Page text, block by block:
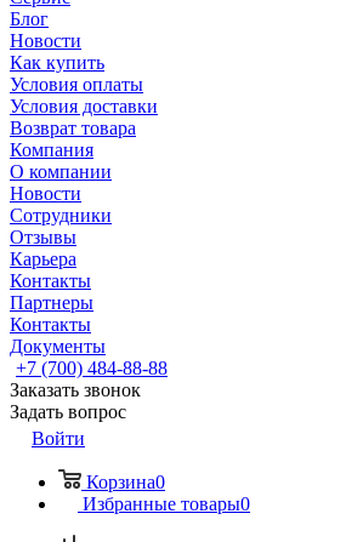
Блог
Новости
Как купить
Условия оплаты
Условия доставки
Возврат товара
Компания
О компании
Новости
Сотрудники
Отзывы
Карьера
Контакты
Партнеры
Контакты
Документы
+7 (700) 484-88-88
Заказать звонок
Задать вопрос
Войти
Корзина0
Избранные товары0